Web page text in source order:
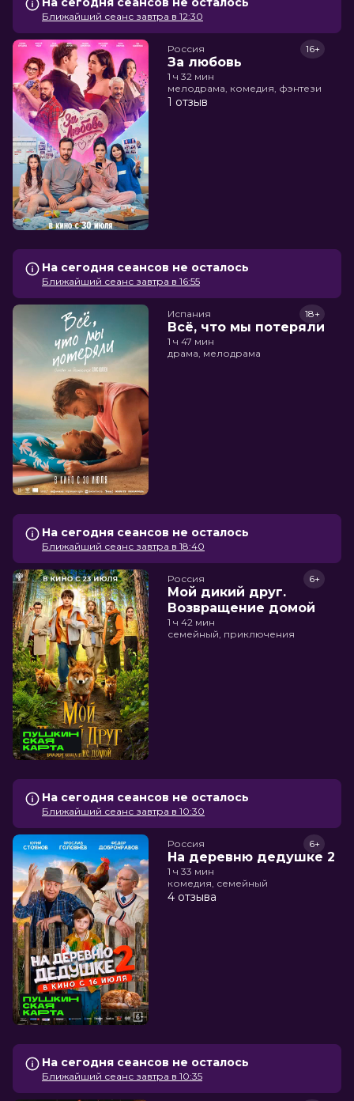
Ближайший сеанс завтра в 12:30
Россия
За любовь
16+
1 ч 32 мин
мелодрама, комедия, фэнтези
1 отзыв
На сегодня сеансов не осталось
Ближайший сеанс завтра в 16:55
Испания
Всё, что мы потеряли
18+
1 ч 47 мин
драма, мелодрама
На сегодня сеансов не осталось
Ближайший сеанс завтра в 18:40
Россия
Мой дикий друг.
Возвращение домой
6+
1 ч 42 мин
семейный, приключения
На сегодня сеансов не осталось
Ближайший сеанс завтра в 10:30
Россия
На деревню дедушке 2
6+
1 ч 33 мин
комедия, семейный
4 отзыва
На сегодня сеансов не осталось
Ближайший сеанс завтра в 10:35